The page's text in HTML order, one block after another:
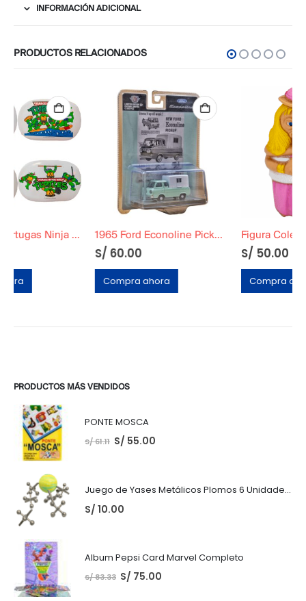
INFORMACIÓN ADICIONAL
PRODUCTOS RELACIONADOS
1965 Ford Econoline Pickup M2
Compra ahora
Figura Coleccionable de E.T el extraterrestre »Halloween»
Compra ahora
PRODUCTOS MÁS VENDIDOS
PONTE MOSCA
S/61.11 S/ 55.00
Juego de Yases Metálicos Plomos 6 Unidades + Pelota de Goma (En Bolsita Lista para Regalar)
S/ 10.00
Album Pepsi Card Marvel Completo
S/83.33 S/ 75.00